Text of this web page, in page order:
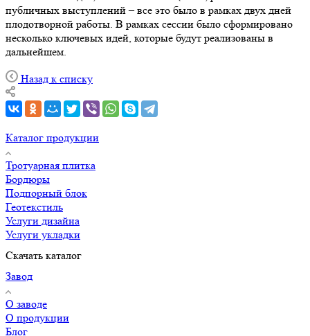
публичных выступлений – все это было в рамках двух дней
плодотворной работы. В рамках сессии было сформировано
несколько ключевых идей, которые будут реализованы в
дальнейшем.
Назад к списку
Каталог продукции
Тротуарная плитка
Бордюры
Подпорный блок
Геотекстиль
Услуги дизайна
Услуги укладки
Скачать каталог
Завод
О заводе
О продукции
Блог